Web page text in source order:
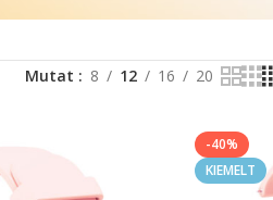
Mutat 8 12 16 20
-40%
KIEMELT